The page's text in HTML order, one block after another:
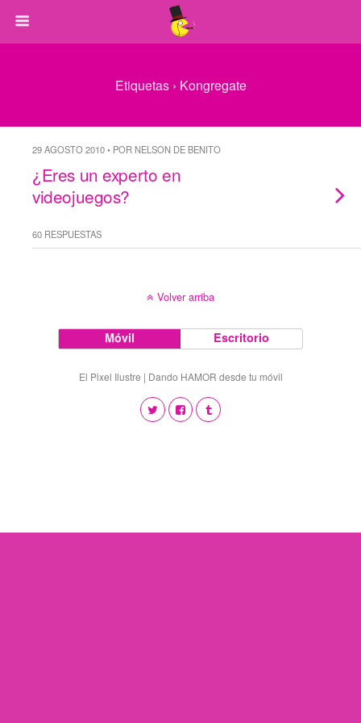
Etiquetas › Kongregate
29 AGOSTO 2010 • POR NELSON DE BENITO
¿Eres un experto en
videojuegos?
60 RESPUESTAS
Volver arriba
Móvil Escritorio
El Pixel Ilustre | Dando HAMOR desde tu móvil